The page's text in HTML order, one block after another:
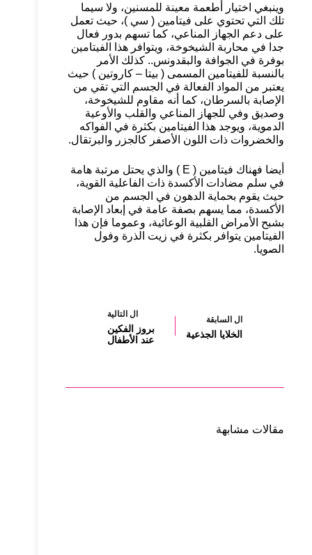
وينبغي اختيار أطعمة معينة للمسنين، ولا سيما
تلك التي تحتوي على فيتامين ( سي )، حيث تعمل
على دعم الجهاز المناعي، كما تسهم بدور فعال
جدا في محاربة الشيخوخة، ويتوافر هذا الفيتامين
بوفرة في الجوافة والبقدونس.. كذلك الأمر
بالنسبة للفيتامين المسمى ( بيتا – كاروتين ) حيث
يعتبر من المواد الفعالة في الجسم التي تقي من
الإصابة بالسرطان، كما أنه مقاوم للشيخوخة،
وصديق وفي للجهاز المناعي والقلب والأوعية
الدموية، ويوجد هذا الفيتامين بكثرة في الفواكه
والخضروات ذات اللون الأصفر كالجزر والبرتقال.
أيضا فهناك فيتامين ( E ) والذي يحتل مرتبة هامة
في سلم مضادات الأكسدة ذات الفاعلية القوية،
حيث يقوم بحماية الدهون في الجسم من
الأكسدة، مما يسهم بصفة عامة في إبعاد الإصابة
بشبح الأمراض القلبية الوعائية، وعموما فإن هذا
الفيتامين يتوافر بكثرة في زيت الذرة وفول
الصويا.
ال السابقة
الخلايا الجذعية
ال التالية
بروز الفكين
عند الأطفال
مقالات مشابهة